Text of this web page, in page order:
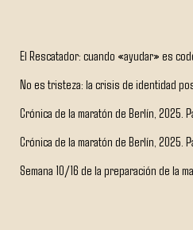
El Rescatador: cuando «ayudar» es
No es tristeza: la crisis de identidad
Crónica de la maratón de Berlín, 2025.
Crónica de la maratón de Berlín, 2025.
Semana 10/16 de la preparación de la